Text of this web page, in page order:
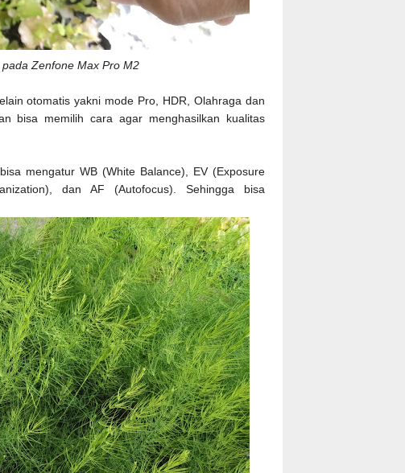
Zenfone Max Pro M2
otomatis yakni mode Pro, HDR, Olahraga dan
bisa memilih cara agar menghasilkan kualitas
mengatur WB (White Balance), EV (Exposure
dan AF (Autofocus). Sehingga bisa